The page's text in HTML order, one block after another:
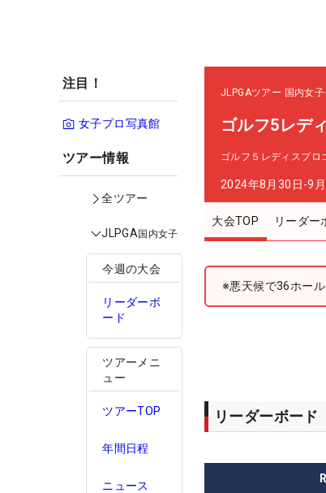
注目！
女子プロ写真館
ツアー情報
全ツアー
JLPGA国内女子
今週の大会
リーダーボ
ード
ツアーメニ
ュー
ツアーTOP
年間日程
ニュース
JLPGAツアー 国内女子
ゴルフ5レデ
ゴルフ５レディスプロ
2024年8月30日-9
大会TOP リーダー
※悪天候で36ホー
リーダーボード